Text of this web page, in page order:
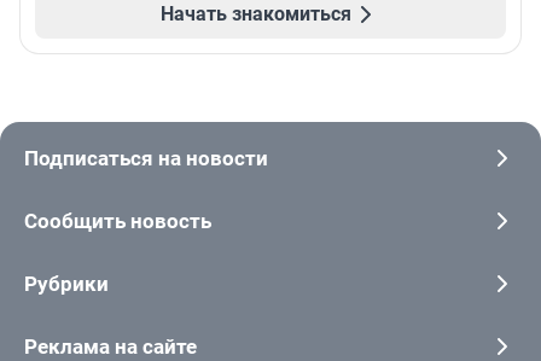
Начать знакомиться
Подписаться на новости
Сообщить новость
Рубрики
Реклама на сайте